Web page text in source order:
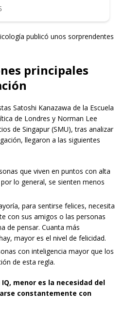
publicó unos sorprendentes
principales
Satoshi Kanazawa de la Escuela
de Londres y Norman Lee
de Singapur (SMU), tras analizar
llegaron a las siguientes
que viven en puntos con alta
lo general, se sienten menos
para sentirse felices, necesita
con sus amigos o las personas
de pensar. Cuanta más
mayor es el nivel de felicidad.
con inteligencia mayor que los
de esta regla.
menor es la necesidad del
constantemente con